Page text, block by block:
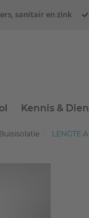
sanitair en zink
Kennis &
Buisisolatie LENGTE